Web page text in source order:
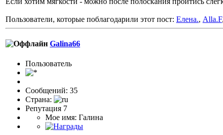
Пользователи, которые поблагодарили этот пост: Елена., Alla.F
Galina66
Пользоватeль
Сообщений: 35
Страна:
Репутация 7
Мое имя: Галина